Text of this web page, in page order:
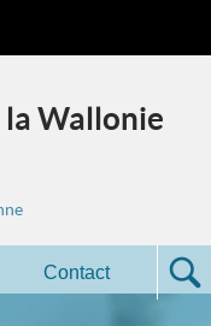
Wallonie
Contact